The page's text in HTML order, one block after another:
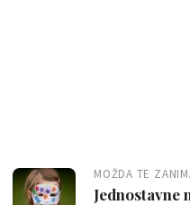
MOŽDA TE
Jednostavne